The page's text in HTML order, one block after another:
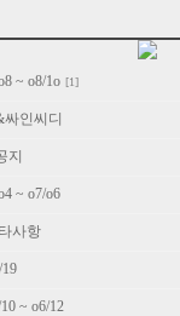
~ o8/1o [1]
인씨디
지
~ o7/o6
사항
~ o6/12